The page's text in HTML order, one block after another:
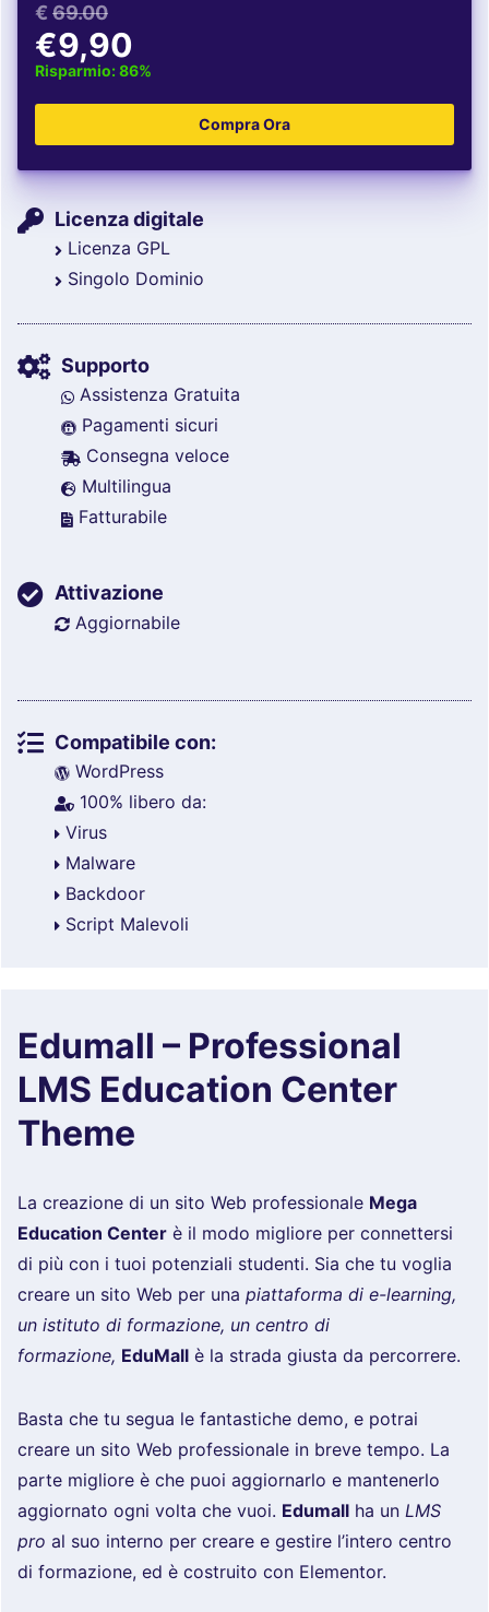
€ 69.00
€9,90
Risparmio: 86%
Licenza digitale
Licenza GPL
Singolo Dominio
Supporto
Assistenza Gratuita
Pagamenti sicuri
Consegna veloce
Multilingua
Fatturabile
Attivazione
Aggiornabile
Compatibile con:
WordPress
100% libero da:
Virus
Malware
Backdoor
Script Malevoli
Edumall – Professional
LMS Education Center
Theme
La creazione di un sito Web professionale Mega
Education Center è il modo migliore per connettersi
di più con i tuoi potenziali studenti. Sia che tu voglia
creare un sito Web per una piattaforma di e-learning,
un istituto di formazione, un centro di
formazione, EduMall è la strada giusta da percorrere.
Basta che tu segua le fantastiche demo, e potrai
creare un sito Web professionale in breve tempo. La
parte migliore è che puoi aggiornarlo e mantenerlo
aggiornato ogni volta che vuoi. Edumall ha un LMS
pro al suo interno per creare e gestire l’intero centro
di formazione, ed è costruito con Elementor.